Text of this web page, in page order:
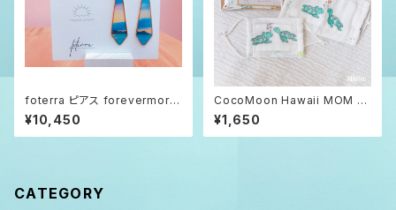
foterra ピアス forevermore
L
¥10,450
CocoMoon Hawaii MOM &
ME MASK ホヌ カメ 親子ペア
マスク 送料無料
¥1,650
CATEGORY